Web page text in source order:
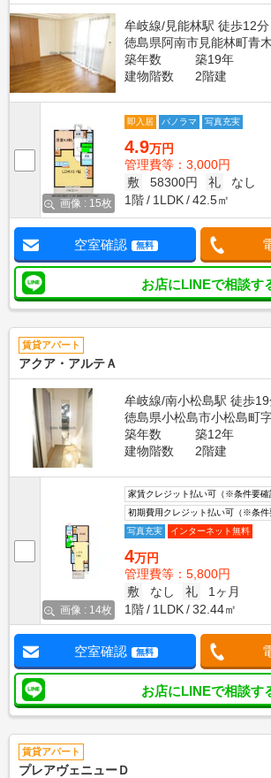
牟岐線/見能林駅 徒歩12分
徳島県阿南市見能林町青木
築年数
築19年
建物階数
2階建
画像 : 15枚
即入居 パノラマ 写真充実
4.9万円
管理費等：3,000円
敷
58300円 礼
なし
1階
1LDK 42.5㎡
空室確認 無料
お店にLINEで相談す
賃貸アパート
アクア・アルテＡ
牟岐線/南小松島駅 徒歩
徳島県小松島市小松島町
築年数
築12年
建物階数
2階建
画像 : 14枚
家賃クレジット払い可（※条件要確
初期費用クレジット払い可（※条件
写真充実
インターネット無料
4万円
管理費等：5,800円
敷
なし 礼
1ヶ月
1階
1LDK 32.44㎡
空室確認 無料
お店にLINEで相談す
賃貸アパート
プレアヴェニューＤ